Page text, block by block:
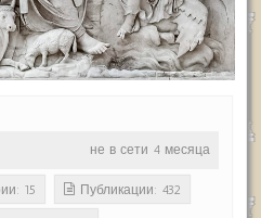
не в сети 4 месяца
15 Публикации: 432